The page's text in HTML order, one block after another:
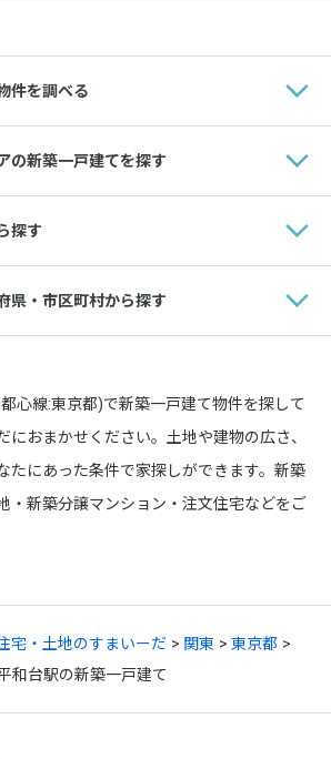
宅・土地のすまいーだ 関東
東京都
和台駅の新築一戸建て
件を調べる
の新築一戸建てを探す
探す
県・市区町村から探す
心線:東京都)で新築一戸建て物件を探して
におまかせください。土地や建物の広さ、
たにあった条件で家探しができます。新築
・新築分譲マンション・注文住宅などをご